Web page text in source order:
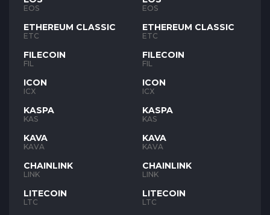
EOS
ETHEREUM CLASSIC
ETC
FILECOIN
FIL
ICON
ICX
KASPA
KAS
KAVA
KAVA
CHAINLINK
LINK
LITECOIN
LTC
EOS
ETHEREUM CLASSIC
ETC
FILECOIN
FIL
ICON
ICX
KASPA
KAS
KAVA
KAVA
CHAINLINK
LINK
LITECOIN
LTC